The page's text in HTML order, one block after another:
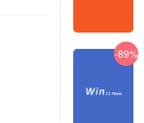
-89%